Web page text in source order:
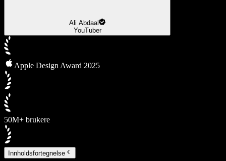
Ali Abdaal
YouTuber
Apple Design Award 2025
50M+ brukere
Innholdsfortegnelse